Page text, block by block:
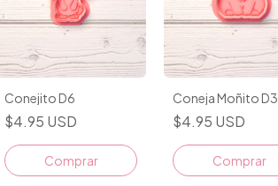
Conejito D6
$4.95 USD
Comprar
Coneja Moñito D3
$4.95 USD
Comprar